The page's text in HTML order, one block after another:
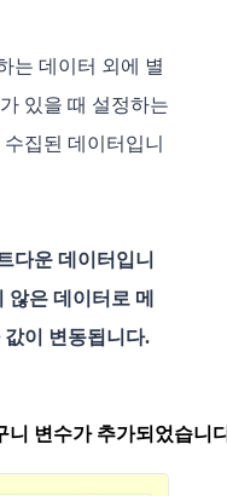
는 데이터 외에 별
있을 때 설정하는
집된 데이터입니
다운 데이터입니
은 데이터로 메
이 변동됩니다.
니 변수가 추가되었습니